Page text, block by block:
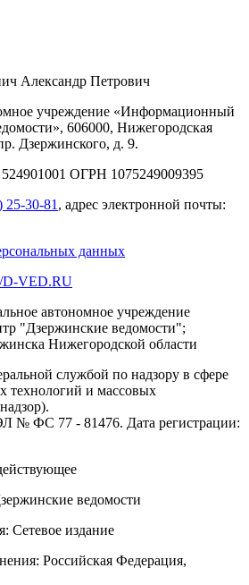
Александр Петрович
учреждение «Информационный
606000, Нижегородская
Дзержинского, д. 9.
ОГРН 1075249009395
25-30-81 , адрес электронной почты:
данных
D-VED.RU
автономное учреждение
"Дзержинские ведомости";
Нижегородской области
службой по надзору в сфере
технологий и массовых
№ ФС 77 - 81476. Дата регистрации:
ведомости
Сетевое издание
Российская Федерация,